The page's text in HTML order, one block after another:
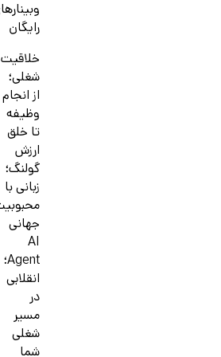
رایگان
خلاقیت
شغلی؛
از انجام
وظیفه
تا خلق
ارزش
گولنگ؛
زبانی با
جهانی
AI
Agent؛
انقلابی
در
مسیر
شغلی